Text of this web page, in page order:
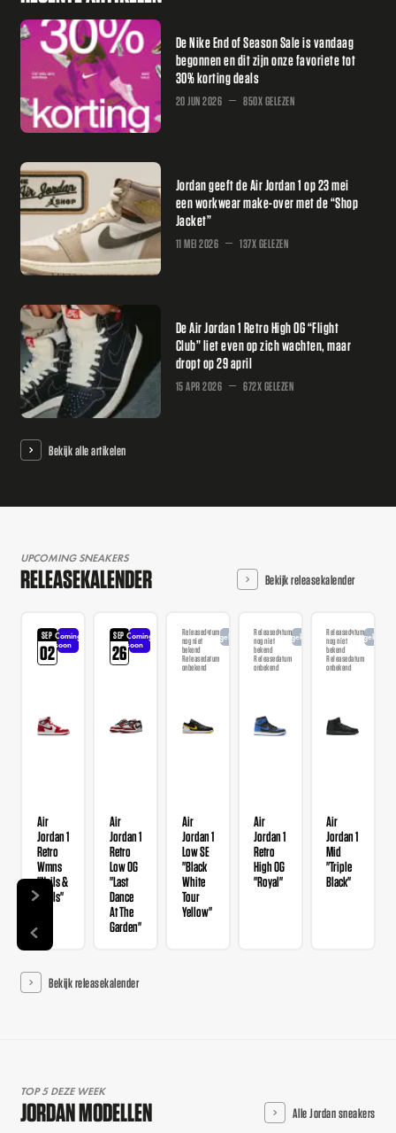
De Nike End of Season Sale is vandaag
begonnen en dit zijn onze favoriete tot
30% korting deals
20 JUN 2026 850X GELEZEN
Jordan geeft de Air Jordan 1 op 23 mei
een workwear make-over met de “Shop
Jacket”
11 MEI 2026 137X GELEZEN
De Air Jordan 1 Retro High OG “Flight
Club” liet even op zich wachten, maar
dropt op 29 april
15 APR 2026 672X GELEZEN
Bekijk alle artikelen
UPCOMING SNEAKERS
RELEASEKALENDER Bekijk releasekalender
SEP
02
Coming
soon
Air
Jordan 1
Retro
Wmns
"Nails &
Grails"
SEP
26
Coming
soon
Air
Jordan 1
Retro
Low OG
"Last
Dance
At The
Garden"
Releasedatum
nog niet
bekend
Releasedatum
onbekend
Aangekondigd
Air
Jordan 1
Low SE
"Black
White
Tour
Yellow"
Releasedatum
nog niet
bekend
Releasedatum
onbekend
Aangekondigd
Air
Jordan 1
Retro
High OG
"Royal"
Releasedatum
nog niet
bekend
Releasedatum
onbekend
Air
Jordan 1
Mid
"Triple
Black"
Bekijk releasekalender
TOP 5 DEZE WEEK
JORDAN MODELLEN Alle Jordan sneakers